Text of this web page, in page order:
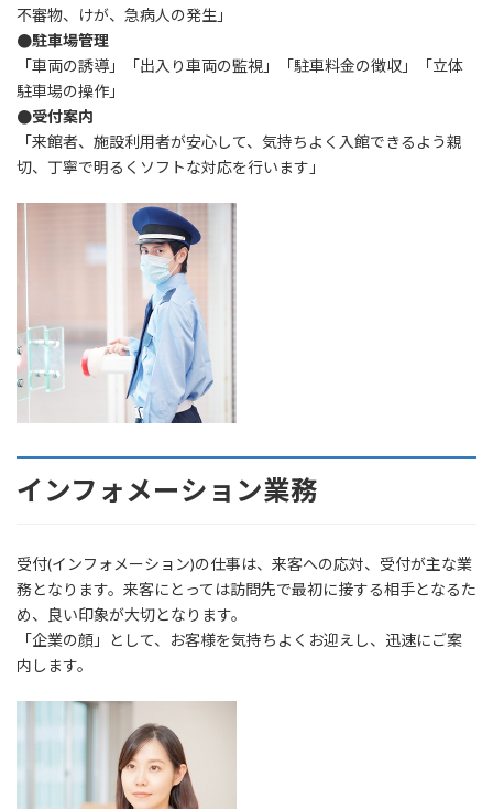
不審物、けが、急病人の発生」
●駐車場管理
「車両の誘導」「出入り車両の監視」「駐車料金の徴収」「立体
駐車場の操作」
●受付案内
「来館者、施設利用者が安心して、気持ちよく入館できるよう親
切、丁寧で明るくソフトな対応を行います」
インフォメーション業務
受付(インフォメーション)の仕事は、来客への応対、受付が主な業
務となります。来客にとっては訪問先で最初に接する相手となるた
め、良い印象が大切となります。
「企業の顔」として、お客様を気持ちよくお迎えし、迅速にご案
内します。